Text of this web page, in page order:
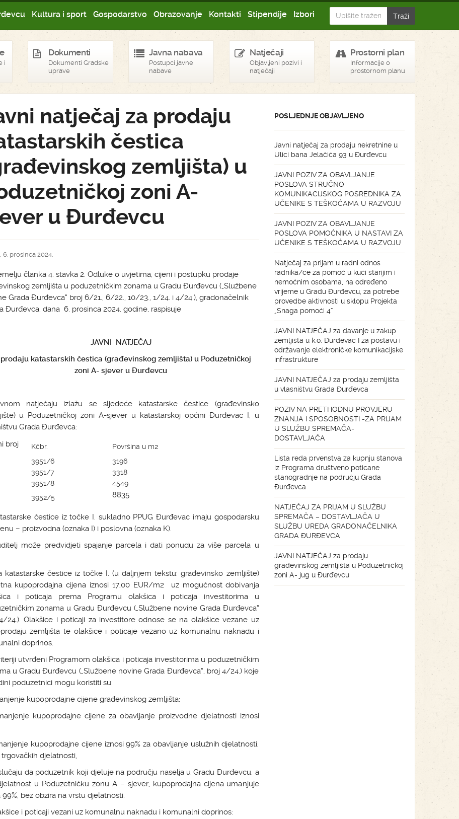
Kultura i sport Gospodarstvo Obrazovanje Kontakti Stipendije Izbori
i
Dokumenti
Dokumenti Gradske
uprave
Javna nabava
Postupci javne
nabave
Natječaji
Objavljeni pozivi i
natječaji
Prostorni plan
Informacije o
prostornom planu
natječaj za prodaju
čestica
zemljišta) u
zoni A-
u Đurđevcu
6. prosinca 2024.
članka 4. stavka 2. Odluke o uvjetima, cijeni i postupku prodaje
zemljišta u poduzetničkim zonama u Gradu Đurđevcu („Službene
Grada Đurđevca“ broj 6/21., 6/22., 10/23., 1/24. i 4/24.), gradonačelnik
Đurđevca, dana 6. prosinca 2024. godine, raspisuje
JAVNI NATJEČAJ
katastarskih čestica (građevinskog zemljišta) u Poduzetničkoj
zoni A- sjever u Đurđevcu
natječaju izlažu se sljedeće katastarske čestice (građevinsko
u Poduzetničkoj zoni A-sjever u katastarskoj općini Đurđevac I, u
Grada Đurđevca:
broj
Kčbr.
Površina u m2
3951/6
3196
3951/7
3318
3951/8
4549
3952/5 8835
čestice iz točke I. sukladno PPUG Đurđevac imaju gospodarsku
– proizvodna (oznaka I) i poslovna (oznaka K).
može predvidjeti spajanje parcela i dati ponudu za više parcela u
katastarske čestice iz točke I. (u daljnjem tekstu: građevinsko zemljište)
kupoprodajna cijena iznosi 17,00 EUR/m2 uz mogućnost dobivanja
i poticaja prema Programu olakšica i poticaja investitorima u
zonama u Gradu Đurđevcu („Službene novine Grada Đurđevca“
24.). Olakšice i poticaji za investitore odnose se na olakšice vezane uz
zemljišta te olakšice i poticaje vezano uz komunalnu naknadu i
doprinos.
utvrđeni Programom olakšica i poticaja investitorima u poduzetničkim
u Gradu Đurđevcu („Službene novine Grada Đurđevca“, broj 4/24.) koje
poduzetnici mogu koristiti su:
kupoprodajne cijene građevinskog zemljišta:
kupoprodajne cijene za obavljanje proizvodne djelatnosti iznosi
kupoprodajne cijene iznosi 99% za obavljanje uslužnih djelatnosti,
djelatnosti,
da poduzetnik koji djeluje na području naselja u Gradu Đurđevcu, a
u Poduzetničku zonu A – sjever, kupoprodajna cijena umanjuje
99%, bez obzira na vrstu djelatnosti.
i poticaji vezani uz komunalnu naknadu i komunalni doprinos:
POSLJEDNJE OBJAVLJENO
Javni natječaj za prodaju nekretnine u
Ulici bana Jelačića 93 u Đurđevcu
JAVNI POZIV ZA OBAVLJANJE
POSLOVA STRUČNO
KOMUNIKACIJSKOG POSREDNIKA ZA
UČENIKE S TEŠKOĆAMA U RAZVOJU
JAVNI POZIV ZA OBAVLJANJE
POSLOVA POMOĆNIKA U NASTAVI ZA
UČENIKE S TEŠKOĆAMA U RAZVOJU
Natječaj za prijam u radni odnos
radnika/ce za pomoć u kući starijim i
nemoćnim osobama, na određeno
vrijeme u Gradu Đurđevcu, za potrebe
provedbe aktivnosti u sklopu Projekta
„Snaga pomoći 4“
JAVNI NATJEČAJ za davanje u zakup
zemljišta u k.o. Đurđevac I za postavu i
održavanje elektroničke komunikacijske
infrastrukture
JAVNI NATJEČAJ za prodaju zemljišta
u vlasništvu Grada Đurđevca
POZIV NA PRETHODNU PROVJERU
ZNANJA I SPOSOBNOSTI -ZA PRIJAM
U SLUŽBU SPREMAČA-
DOSTAVLJAČA
Lista reda prvenstva za kupnju stanova
iz Programa društveno poticane
stanogradnje na području Grada
Đurđevca
NATJEČAJ ZA PRIJAM U SLUŽBU
SPREMAČA – DOSTAVLJAČA U
SLUŽBU UREDA GRADONAČELNIKA
GRADA ĐURĐEVCA
JAVNI NATJEČAJ za prodaju
građevinskog zemljišta u Poduzetničkoj
zoni A- jug u Đurđevcu